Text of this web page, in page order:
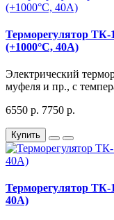
Терморегулятор ТК-
(+1000°C, 40А)
Электрический
муфеля и пр., с
6550 р. 7750 р.
Купить
Терморегулятор ТК-
40А)